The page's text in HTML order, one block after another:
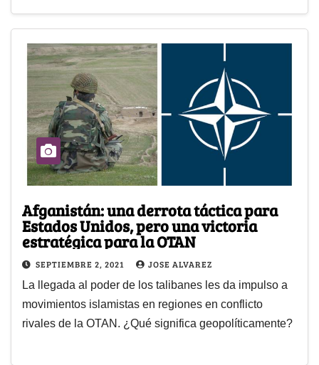
Afganistán: una derrota táctica para
Estados Unidos, pero una victoria
estratégica para la OTAN
SEPTIEMBRE 2, 2021 JOSE ALVAREZ
La llegada al poder de los talibanes les da impulso a
movimientos islamistas en regiones en conflicto
rivales de la OTAN. ¿Qué significa geopolíticamente?